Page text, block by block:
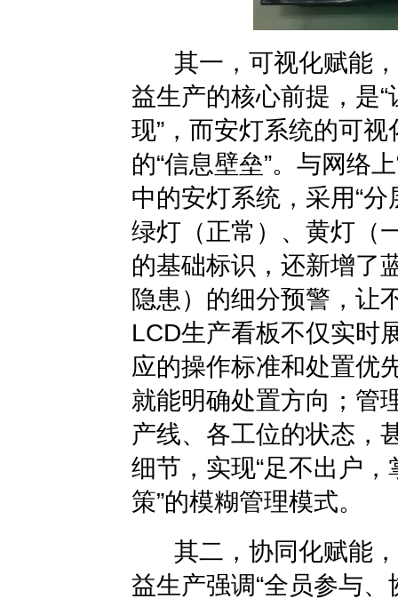
其一，可视化赋能，
益生产的核心前提，是
现”，而安灯系统的可
的“信息壁垒”。与网络
中的安灯系统，采用“
绿灯（正常）、黄灯（
的基础标识，还新增了
隐患）的细分预警，让
LCD生产看板不仅实时
应的操作标准和处置优
就能明确处置方向；管
产线、各工位的状态，
细节，实现“足不出户，
策”的模糊管理模式。
其二，协同化赋能，
益生产强调“全员参与